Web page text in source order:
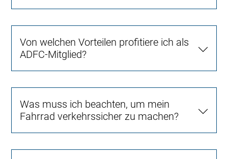
Von welchen Vorteilen profitiere ich als
ADFC-Mitglied?
Was muss ich beachten, um mein
Fahrrad verkehrssicher zu machen?